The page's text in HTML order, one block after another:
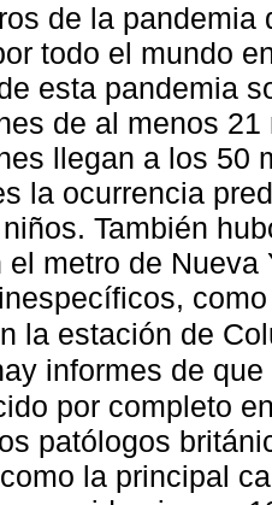
de la
todo el mundo
esta pandemia
de al menos
llegan a los 50
la ocurrencia
También
el metro de
la estación de
informes de
por completo
patólogos
la principal